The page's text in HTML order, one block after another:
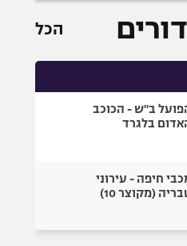
הכל
ב"ש - הכוכב
בלגרד
חיפה - עירוני
(מקוצר 10)